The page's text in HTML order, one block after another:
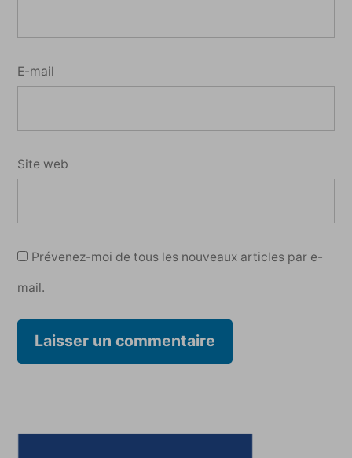
E-mail
Site web
Prévenez-moi de tous les nouveaux articles par e-
mail.